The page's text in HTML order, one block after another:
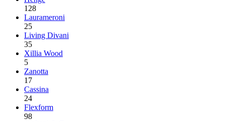
128
Laurameroni
25
Living Divani
35
Xillia Wood
5
Zanotta
17
Cassina
24
Flexform
98